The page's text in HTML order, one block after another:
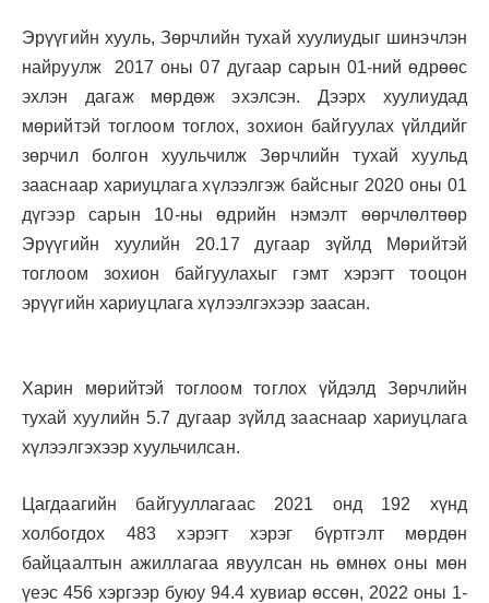
Эрүүгийн хууль, Зөрчлийн тухай хуулиудыг шинэчлэн
найруулж 2017 оны 07 дугаар сарын 01-ний өдрөөс
эхлэн дагаж мөрдөж эхэлсэн. Дээрх хуулиудад
мөрийтэй тоглоом тоглох, зохион байгуулах үйлдийг
зөрчил болгон хуульчилж Зөрчлийн тухай хуульд
зааснаар хариуцлага хүлээлгэж байсныг 2020 оны 01
дүгээр сарын 10-ны өдрийн нэмэлт өөрчлөлтөөр
Эрүүгийн хуулийн 20.17 дугаар зүйлд Мөрийтэй
тоглоом зохион байгуулахыг гэмт хэрэгт тооцон
эрүүгийн хариуцлага хүлээлгэхээр заасан.
Харин мөрийтэй тоглоом тоглох үйдэлд Зөрчлийн
тухай хуулийн 5.7 дугаар зүйлд зааснаар хариуцлага
хүлээлгэхээр хуульчилсан.
Цагдаагийн байгууллагаас 2021 онд 192 хүнд
холбогдох 483 хэрэгт хэрэг бүртгэлт мөрдөн
байцаалтын ажиллагаа явуулсан нь өмнөх оны мөн
үеэс 456 хэргээр буюу 94.4 хувиар өссөн, 2022 оны 1-